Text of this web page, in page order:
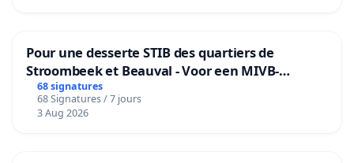
Pour une desserte STIB des quartiers de
Stroombeek et Beauval - Voor een MIVB-
bediening van de wijken Strombeek en Het
Voor
68 signatures
68 Signatures / 7 jours
3 Aug 2026